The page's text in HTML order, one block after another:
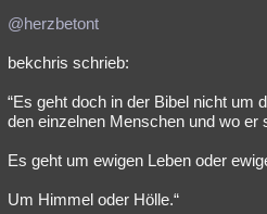
Spiritualität
Natur Umfragen
weitere Rubriken
Philosophie Träume Orte
Astronomie Helpdesk Gruppen
@herzbetont
bekchris schrieb:
“Es geht doch in der Bibel nicht um
den einzelnen Menschen und wo er
Es geht um ewigen Leben oder
Um Himmel oder Hölle.“